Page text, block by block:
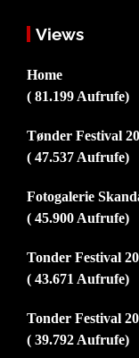
Views
Home
( 81.199 Aufrufe)
Tønder Festival
( 47.537 Aufrufe)
Fotogalerie
( 45.900 Aufrufe)
Tonder Festival
( 43.671 Aufrufe)
Tonder Festival
( 39.792 Aufrufe)